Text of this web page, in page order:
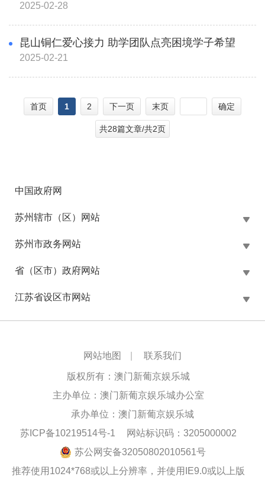
2025-02-28
昆山铜仁爱心接力 助学团队点亮困境学子希望
2025-02-21
首页 1 2 下一页 末页 确定
共28篇文章/共2页
中国政府网
苏州辖市（区）网站
苏州市政务网站
省（区市）政府网站
江苏省设区市网站
网站地图 联系我们
版权所有：澳门新葡京娱乐城
主办单位：澳门新葡京娱乐城办公室
承办单位：澳门新葡京娱乐城
苏ICP备10219514号-1
网站标识码：3205000002
苏公网安备32050802010561号
推荐使用1024*768或以上分辨率，并使用IE9.0或以上版